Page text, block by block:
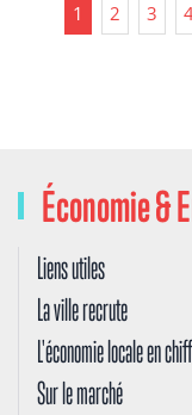
1 2 3
Économie &
Liens utiles
La ville recrute
L'économie locale en
Sur le marché